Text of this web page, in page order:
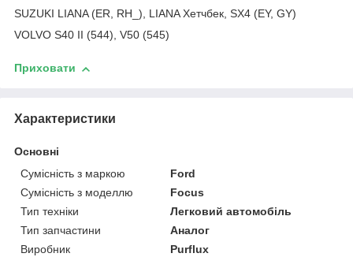
SUZUKI LIANA (ER, RH_), LIANA Хетчбек, SX4 (EY, GY)
VOLVO S40 II (544), V50 (545)
Приховати
Характеристики
Основні
Сумісність з маркою
Ford
Сумісність з моделлю
Focus
Тип техніки
Легковий автомобіль
Тип запчастини
Аналог
Виробник
Purflux